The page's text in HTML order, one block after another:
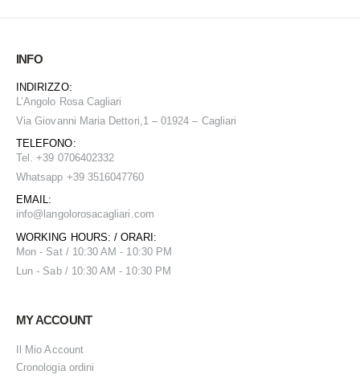
INFO
INDIRIZZO:
L’Angolo Rosa Cagliari
Via Giovanni Maria Dettori,1 – 01924 – Cagliari
TELEFONO:
Tel. +39 0706402332
Whatsapp +39 3516047760
EMAIL:
info@ langolorosacagliari.com
WORKING HOURS: / ORARI:
Mon - Sat / 10:30 AM - 10:30 PM
Lun - Sab / 10:30 AM - 10:30 PM
MY ACCOUNT
Il Mio Account
Cronologia ordini